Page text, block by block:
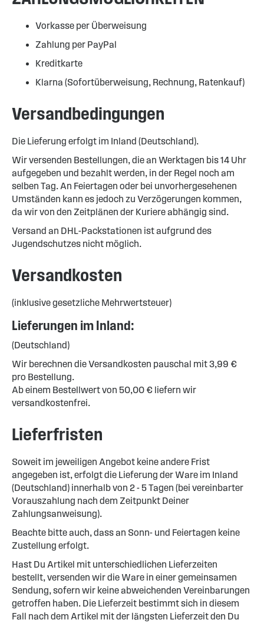
Vorkasse per Überweisung
Zahlung per PayPal
Kreditkarte
Klarna (Sofortüberweisung, Rechnung, Ratenkauf)
Versandbedingungen
Die Lieferung erfolgt im Inland (Deutschland).
Wir versenden Bestellungen, die an Werktagen bis 14 Uhr
aufgegeben und bezahlt werden, in der Regel noch am
selben Tag. An Feiertagen oder bei unvorhergesehenen
Umständen kann es jedoch zu Verzögerungen kommen,
da wir von den Zeitplänen der Kuriere abhängig sind.
Versand an DHL-Packstationen ist aufgrund des
Jugendschutzes nicht möglich.
Versandkosten
(inklusive gesetzliche Mehrwertsteuer)
Lieferungen im Inland:
(Deutschland)
Wir berechnen die Versandkosten pauschal mit 3,99 €
pro Bestellung.
Ab einem Bestellwert von 50,00 € liefern wir
versandkostenfrei.
Lieferfristen
Soweit im jeweiligen Angebot keine andere Frist
angegeben ist, erfolgt die Lieferung der Ware im Inland
(Deutschland) innerhalb von 2 - 5 Tagen (bei vereinbarter
Vorauszahlung nach dem Zeitpunkt Deiner
Zahlungsanweisung).
Beachte bitte auch, dass an Sonn- und Feiertagen keine
Zustellung erfolgt.
Hast Du Artikel mit unterschiedlichen Lieferzeiten
bestellt, versenden wir die Ware in einer gemeinsamen
Sendung, sofern wir keine abweichenden Vereinbarungen
getroffen haben. Die Lieferzeit bestimmt sich in diesem
Fall nach dem Artikel mit der längsten Lieferzeit den Du